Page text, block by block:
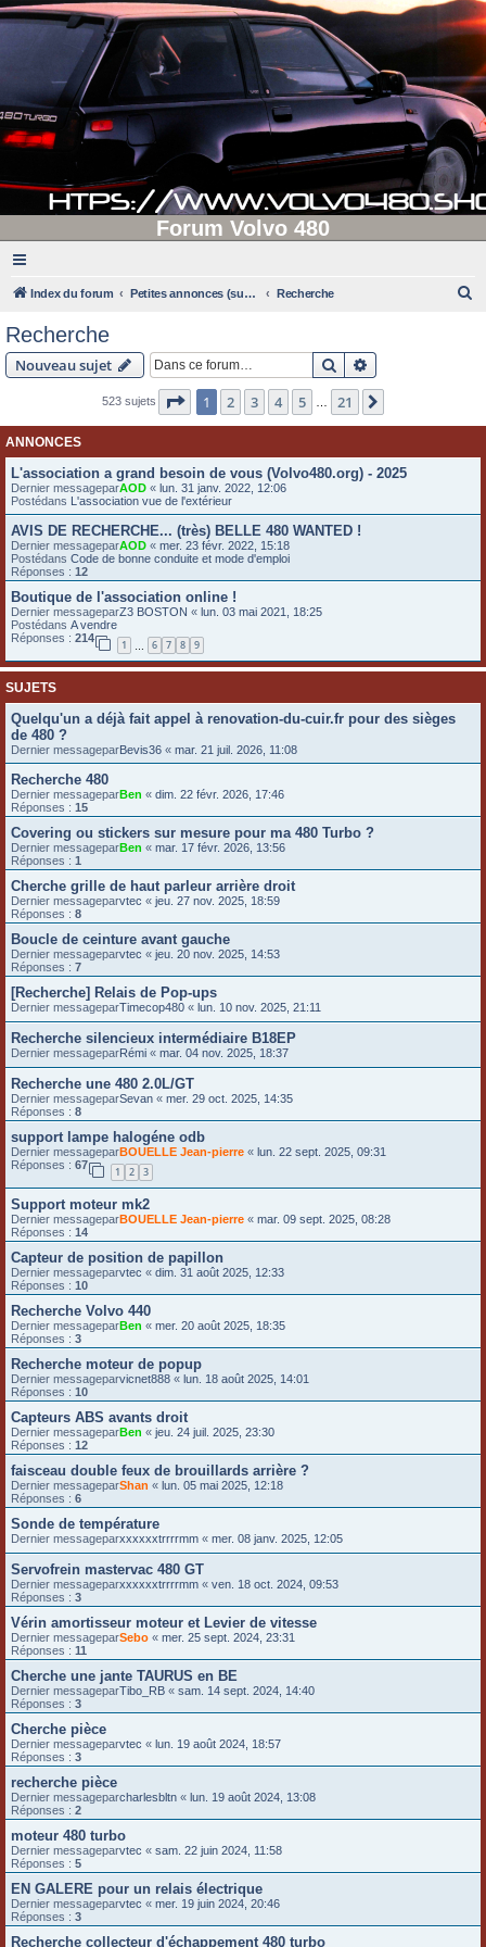
Forum Volvo 480
Index du forum Petites annonces (supprimées après 90 jours d'inactivité) Recherche
Recherche
Nouveau sujet Rechercher
523 sujets Page 1sur21
1 2 3 4 5 21
ANNONCES
L'association a grand besoin de vous (Volvo480.org) - 2025
Dernier messageparAOD « lun. 31 janv. 2022, 12:06
Postédans L'association vue de l'extérieur
AVIS DE RECHERCHE... (très) BELLE 480 WANTED !
Dernier messageparAOD « mer. 23 févr. 2022, 15:18
Postédans Code de bonne conduite et mode d'emploi
Réponses : 12
Boutique de l'association online !
Dernier messageparZ3 BOSTON « lun. 03 mai 2021, 18:25
Postédans A vendre
Réponses : 214
1 … 6 7 8 9
SUJETS
Quelqu'un a déjà fait appel à renovation-du-cuir.fr pour des sièges
de 480 ?
Dernier messageparBevis36 « mar. 21 juil. 2026, 11:08
Recherche 480
Dernier messageparBen « dim. 22 févr. 2026, 17:46
Réponses : 15
Covering ou stickers sur mesure pour ma 480 Turbo ?
Dernier messageparBen « mar. 17 févr. 2026, 13:56
Réponses : 1
Cherche grille de haut parleur arrière droit
Dernier messageparvtec « jeu. 27 nov. 2025, 18:59
Réponses : 8
Boucle de ceinture avant gauche
Dernier messageparvtec « jeu. 20 nov. 2025, 14:53
Réponses : 7
[Recherche] Relais de Pop-ups
Dernier messageparTimecop480 « lun. 10 nov. 2025, 21:11
Recherche silencieux intermédiaire B18EP
Dernier messageparRémi « mar. 04 nov. 2025, 18:37
Recherche une 480 2.0L/GT
Dernier messageparSevan « mer. 29 oct. 2025, 14:35
Réponses : 8
support lampe halogéne odb
Dernier messageparBOUELLE Jean-pierre « lun. 22 sept. 2025, 09:31
Réponses : 67
1 2 3
Support moteur mk2
Dernier messageparBOUELLE Jean-pierre « mar. 09 sept. 2025, 08:28
Réponses : 14
Capteur de position de papillon
Dernier messageparvtec « dim. 31 août 2025, 12:33
Réponses : 10
Recherche Volvo 440
Dernier messageparBen « mer. 20 août 2025, 18:35
Réponses : 3
Recherche moteur de popup
Dernier messageparvicnet888 « lun. 18 août 2025, 14:01
Réponses : 10
Capteurs ABS avants droit
Dernier messageparBen « jeu. 24 juil. 2025, 23:30
Réponses : 12
faisceau double feux de brouillards arrière ?
Dernier messageparShan « lun. 05 mai 2025, 12:18
Réponses : 6
Sonde de température
Dernier messageparxxxxxxtrrrrmm « mer. 08 janv. 2025, 12:05
Servofrein mastervac 480 GT
Dernier messageparxxxxxxtrrrrmm « ven. 18 oct. 2024, 09:53
Réponses : 3
Vérin amortisseur moteur et Levier de vitesse
Dernier messageparSebo « mer. 25 sept. 2024, 23:31
Réponses : 11
Cherche une jante TAURUS en BE
Dernier messageparTibo_RB « sam. 14 sept. 2024, 14:40
Réponses : 3
Cherche pièce
Dernier messageparvtec « lun. 19 août 2024, 18:57
Réponses : 3
recherche pièce
Dernier messageparcharlesbltn « lun. 19 août 2024, 13:08
Réponses : 2
moteur 480 turbo
Dernier messageparvtec « sam. 22 juin 2024, 11:58
Réponses : 5
EN GALERE pour un relais électrique
Dernier messageparvtec « mer. 19 juin 2024, 20:46
Réponses : 3
Recherche collecteur d'échappement 480 turbo